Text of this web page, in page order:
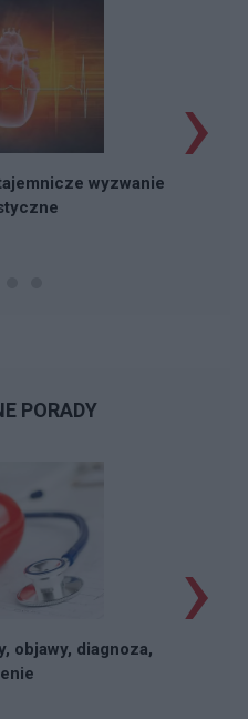
wyzwanie
›
PORADY
objawy, diagnoza,
›